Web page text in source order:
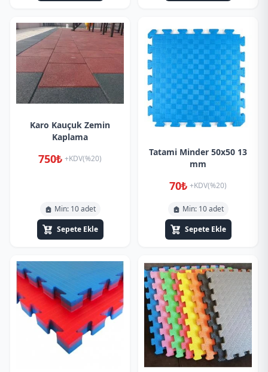
Karo Kauçuk Zemin
Kaplama
750₺ +KDV(%20)
Min: 10 adet
Sepete Ekle
Tatami Minder 50x50 13
mm
70₺ +KDV(%20)
Min: 10 adet
Sepete Ekle